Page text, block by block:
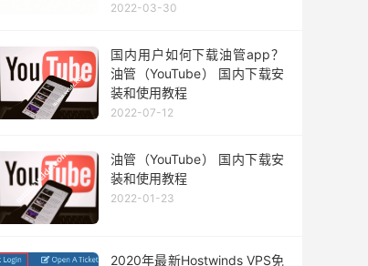
2022-03-30
国内用户如何下载油管app？
油管（YouTube） 国内下载安
装和使用教程
2022-07-12
油管（YouTube） 国内下载安
装和使用教程
2022-01-23
2020年最新Hostwinds VPS免